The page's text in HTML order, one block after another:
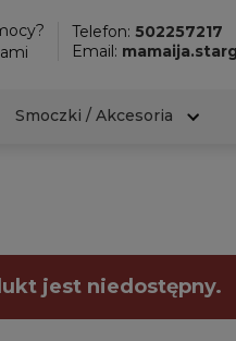
Telefon:502257217
Email:
Smoczki / Akcesoria
jest niedostępny.